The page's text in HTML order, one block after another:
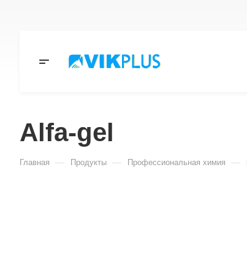
Alfa-gel
Главная — Продукты — Профессиональная химия —